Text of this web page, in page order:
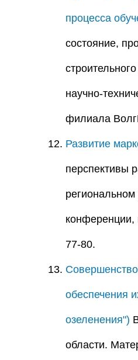
процесса
состояние,
научно-
филиала
Развитие
перспективы
77-80.
обеспечения
озеленения")
области.